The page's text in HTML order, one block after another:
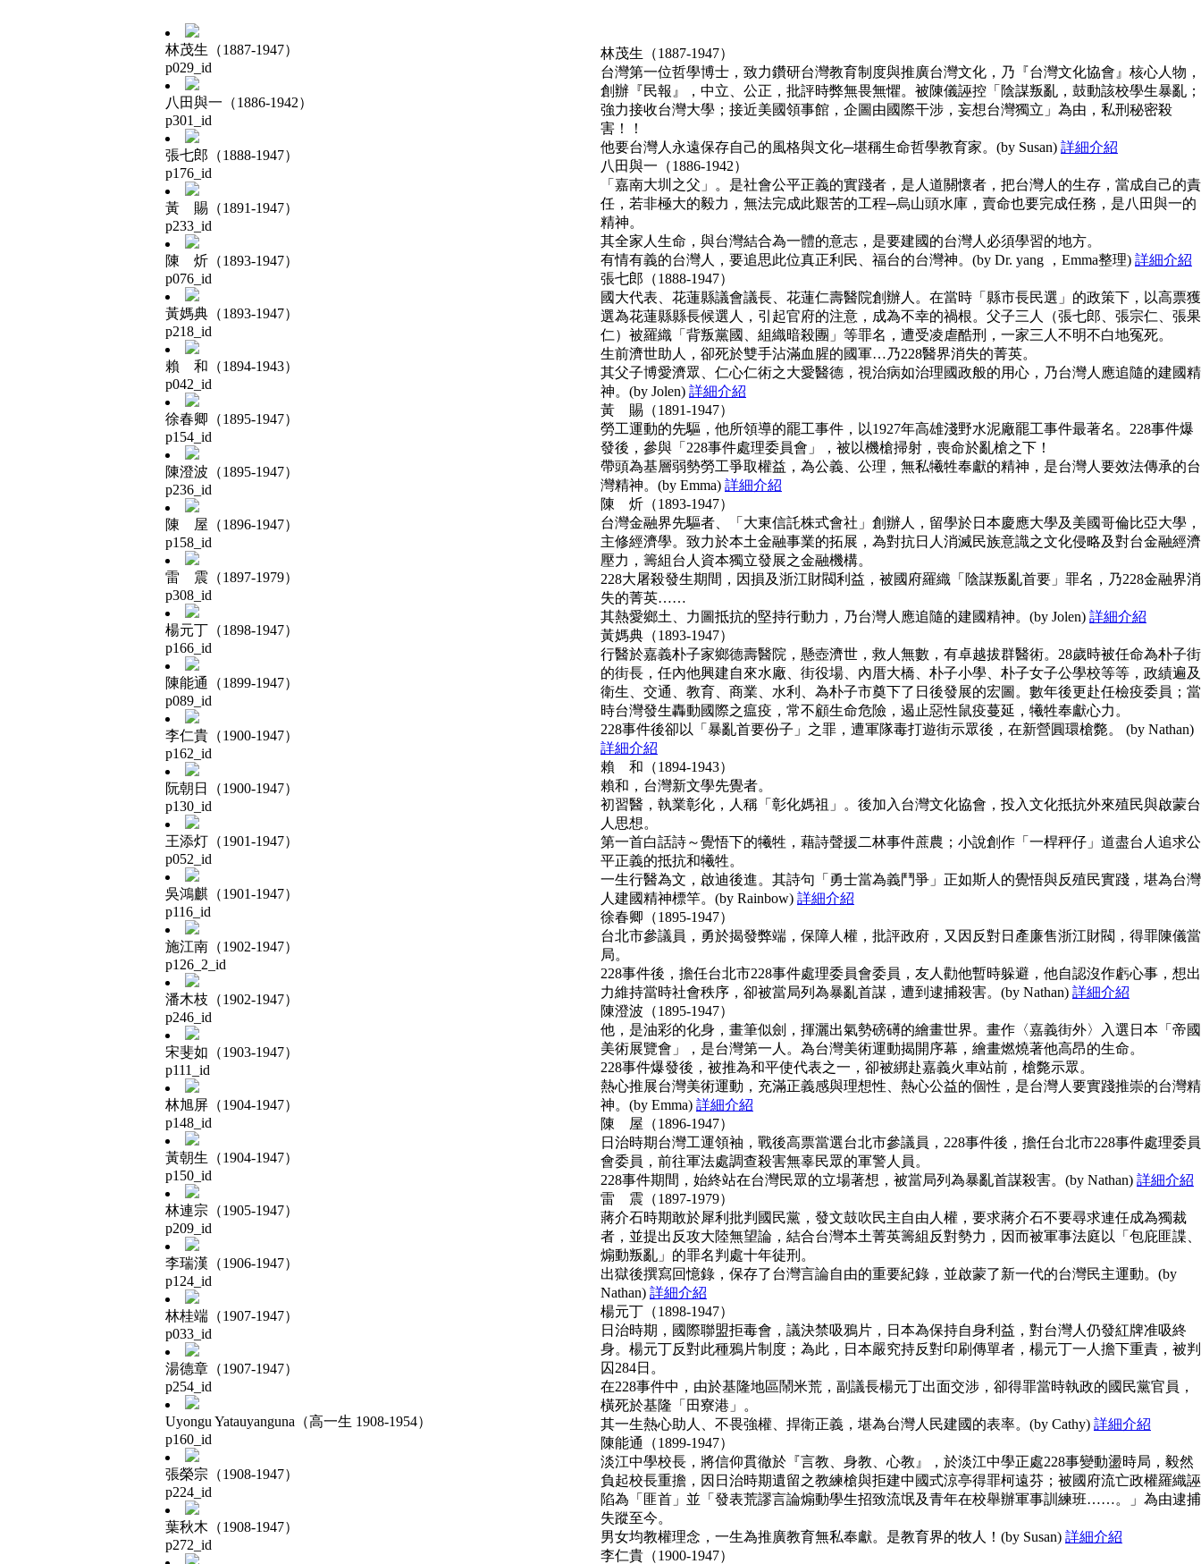
林茂生（1887-1947）
台灣第一位哲學博士，致力鑽研台灣教育制度與推廣台灣文化，乃『台灣文化協會』核心人物，
創辦『民報』，中立、公正，批評時弊無畏無懼。被陳儀誣控「陰謀叛亂，鼓動該校學生暴亂；
強力接收台灣大學；接近美國領事館，企圖由國際干涉，妄想台灣獨立」為由，私刑秘密殺
害！！
他要台灣人永遠保存自己的風格與文化─堪稱生命哲學教育家。(by Susan) 詳細介紹
八田與一（1886-1942）
「嘉南大圳之父」。是社會公平正義的實踐者，是人道關懷者，把台灣人的生存，當成自己的責
任，若非極大的毅力，無法完成此艱苦的工程─烏山頭水庫，賣命也要完成任務，是八田與一的
精神。
其全家人生命，與台灣結合為一體的意志，是要建國的台灣人必須學習的地方。
有情有義的台灣人，要追思此位真正利民、福台的台灣神。(by Dr. yang ，Emma整理) 詳細介紹
張七郎（1888-1947）
國大代表、花蓮縣議會議長、花蓮仁壽醫院創辦人。在當時「縣市長民選」的政策下，以高票獲
選為花蓮縣縣長候選人，引起官府的注意，成為不幸的禍根。父子三人（張七郎、張宗仁、張果
仁）被羅織「背叛黨國、組織暗殺團」等罪名，遭受凌虐酷刑，一家三人不明不白地冤死。
生前濟世助人，卻死於雙手沾滿血腥的國軍…乃228醫界消失的菁英。
其父子博愛濟眾、仁心仁術之大愛醫德，視治病如治理國政般的用心，乃台灣人應追隨的建國精
神。(by Jolen) 詳細介紹
黃 賜（1891-1947）
勞工運動的先驅，他所領導的罷工事件，以1927年高雄淺野水泥廠罷工事件最著名。228事件爆
發後，參與「228事件處理委員會」，被以機槍掃射，喪命於亂槍之下！
帶頭為基層弱勢勞工爭取權益，為公義、公理，無私犧牲奉獻的精神，是台灣人要效法傳承的台
灣精神。(by Emma) 詳細介紹
陳 炘（1893-1947）
台灣金融界先驅者、「大東信託株式會社」創辦人，留學於日本慶應大學及美國哥倫比亞大學，
主修經濟學。致力於本土金融事業的拓展，為對抗日人消滅民族意識之文化侵略及對台金融經濟
壓力，籌組台人資本獨立發展之金融機構。
228大屠殺發生期間，因損及浙江財閥利益，被國府羅織「陰謀叛亂首要」罪名，乃228金融界消
失的菁英……
其熱愛鄉土、力圖抵抗的堅持行動力，乃台灣人應追隨的建國精神。(by Jolen) 詳細介紹
黃媽典（1893-1947）
行醫於嘉義朴子家鄉德壽醫院，懸壺濟世，救人無數，有卓越拔群醫術。28歲時被任命為朴子街
的街長，任內他興建自來水廠、街役場、內厝大橋、朴子小學、朴子女子公學校等等，政績遍及
衛生、交通、教育、商業、水利、為朴子市奠下了日後發展的宏圖。數年後更赴任檢疫委員；當
時台灣發生轟動國際之瘟疫，常不顧生命危險，遏止惡性鼠疫蔓延，犧牲奉獻心力。
228事件後卻以「暴亂首要份子」之罪，遭軍隊毒打遊街示眾後，在新營圓環槍斃。 (by Nathan)
詳細介紹
賴 和（1894-1943）
賴和，台灣新文學先覺者。
初習醫，執業彰化，人稱「彰化媽祖」。後加入台灣文化協會，投入文化抵抗外來殖民與啟蒙台
人思想。
第一首白話詩～覺悟下的犧牲，藉詩聲援二林事件蔗農；小說創作「一桿秤仔」道盡台人追求公
平正義的抵抗和犧牲。
一生行醫為文，啟迪後進。其詩句「勇士當為義鬥爭」正如斯人的覺悟與反殖民實踐，堪為台灣
人建國精神標竿。(by Rainbow) 詳細介紹
徐春卿（1895-1947）
台北市參議員，勇於揭發弊端，保障人權，批評政府，又因反對日產廉售浙江財閥，得罪陳儀當
局。
228事件後，擔任台北市228事件處理委員會委員，友人勸他暫時躲避，他自認沒作虧心事，想出
力維持當時社會秩序，卻被當局列為暴亂首謀，遭到逮捕殺害。(by Nathan) 詳細介紹
陳澄波（1895-1947）
他，是油彩的化身，畫筆似劍，揮灑出氣勢磅礡的繪畫世界。畫作〈嘉義街外〉入選日本「帝國
美術展覽會」，是台灣第一人。為台灣美術運動揭開序幕，繪畫燃燒著他高昂的生命。
228事件爆發後，被推為和平使代表之一，卻被綁赴嘉義火車站前，槍斃示眾。
熱心推展台灣美術運動，充滿正義感與理想性、熱心公益的個性，是台灣人要實踐推崇的台灣精
神。(by Emma) 詳細介紹
陳 屋（1896-1947）
日治時期台灣工運領袖，戰後高票當選台北市參議員，228事件後，擔任台北市228事件處理委員
會委員，前往軍法處調查殺害無辜民眾的軍警人員。
228事件期間，始終站在台灣民眾的立場著想，被當局列為暴亂首謀殺害。(by Nathan) 詳細介紹
雷 震（1897-1979）
蔣介石時期敢於犀利批判國民黨，發文鼓吹民主自由人權，要求蔣介石不要尋求連任成為獨裁
者，並提出反攻大陸無望論，結合台灣本土菁英籌組反對勢力，因而被軍事法庭以「包庇匪諜、
煽動叛亂」的罪名判處十年徒刑。
出獄後撰寫回憶錄，保存了台灣言論自由的重要紀錄，並啟蒙了新一代的台灣民主運動。(by
Nathan) 詳細介紹
楊元丁（1898-1947）
日治時期，國際聯盟拒毒會，議決禁吸鴉片，日本為保持自身利益，對台灣人仍發紅牌准吸終
身。楊元丁反對此種鴉片制度；為此，日本嚴究持反對印刷傳單者，楊元丁一人擔下重責，被判
囚284日。
在228事件中，由於基隆地區鬧米荒，副議長楊元丁出面交涉，卻得罪當時執政的國民黨官員，
橫死於基隆「田寮港」。
其一生熱心助人、不畏強權、捍衛正義，堪為台灣人民建國的表率。(by Cathy) 詳細介紹
陳能通（1899-1947）
淡江中學校長，將信仰貫徹於『言教、身教、心教』，於淡江中學正處228事變動盪時局，毅然
負起校長重擔，因日治時期遺留之教練槍與拒建中國式涼亭得罪柯遠芬；被國府流亡政權羅織誣
陷為「匪首」並「發表荒謬言論煽動學生招致流氓及青年在校舉辦軍事訓練班……。」為由逮捕
失蹤至今。
男女均教權理念，一生為推廣教育無私奉獻。是教育界的牧人！(by Susan) 詳細介紹
李仁貴（1900-1947）
林茂生（1887-1947）
p029_id
八田與一（1886-1942）
p301_id
張七郎（1888-1947）
p176_id
黃 賜（1891-1947）
p233_id
陳 炘（1893-1947）
p076_id
黃媽典（1893-1947）
p218_id
賴 和（1894-1943）
p042_id
徐春卿（1895-1947）
p154_id
陳澄波（1895-1947）
p236_id
陳 屋（1896-1947）
p158_id
雷 震（1897-1979）
p308_id
楊元丁（1898-1947）
p166_id
陳能通（1899-1947）
p089_id
李仁貴（1900-1947）
p162_id
阮朝日（1900-1947）
p130_id
王添灯（1901-1947）
p052_id
吳鴻麒（1901-1947）
p116_id
施江南（1902-1947）
p126_2_id
潘木枝（1902-1947）
p246_id
宋斐如（1903-1947）
p111_id
林旭屏（1904-1947）
p148_id
黃朝生（1904-1947）
p150_id
林連宗（1905-1947）
p209_id
李瑞漢（1906-1947）
p124_id
林桂端（1907-1947）
p033_id
湯德章（1907-1947）
p254_id
Uyongu Yatauyanguna（高一生 1908-1954）
p160_id
張榮宗（1908-1947）
p224_id
葉秋木（1908-1947）
p272_id